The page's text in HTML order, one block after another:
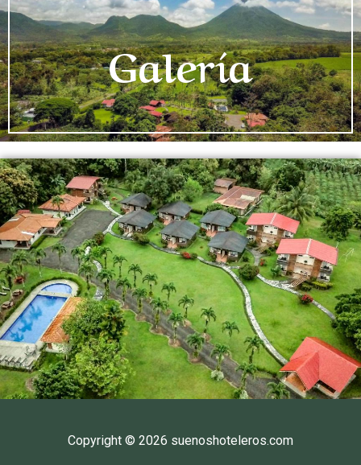
Galería
Copyright © 2026 suenoshoteleros.com